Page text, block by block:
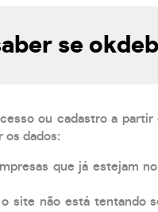
se
ou cadastro a
os dados:
que já estejam
site não está tentando